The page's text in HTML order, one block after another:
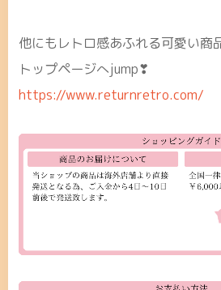
他にもレトロ感あふれる可愛い商
トップページへjump❣
https://www.returnretro.com/